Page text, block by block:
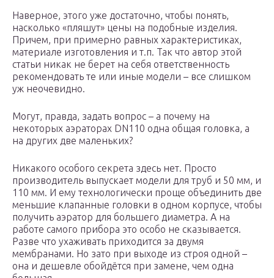
Наверное, этого уже достаточно, чтобы понять,
насколько «пляшут» цены на подобные изделия.
Причем, при примерно равных характеристиках,
материале изготовления и т.п. Так что автор этой
статьи никак не берет на себя ответственность
рекомендовать те или иные модели – все слишком
уж неочевидно.
Могут, правда, задать вопрос – а почему на
некоторых аэраторах DN110 одна общая головка, а
на других две маленьких?
Никакого особого секрета здесь нет. Просто
производитель выпускает модели для труб и 50 мм, и
110 мм. И ему технологически проще объединить две
меньшие клапанные головки в одном корпусе, чтобы
получить аэратор для большего диаметра. А на
работе самого прибора это особо не сказывается.
Разве что ухаживать приходится за двумя
мембранами. Но зато при выходе из строя одной –
она и дешевле обойдётся при замене, чем одна